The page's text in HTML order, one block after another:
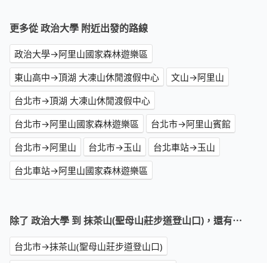
更多從 政治大學 附近出發的路線
政治大學→阿里山國家森林遊樂區
東山高中→頂湖 大凍山休閒渡假中心
文山→阿里山
台北市→頂湖 大凍山休閒渡假中心
台北市→阿里山國家森林遊樂區
台北市→阿里山賓館
台北市→阿里山
台北市→玉山
台北車站→玉山
台北車站→阿里山國家森林遊樂區
除了 政治大學 到 抹茶山(聖母山莊步道登山口)，還有⋯
台北市→抹茶山(聖母山莊步道登山口)